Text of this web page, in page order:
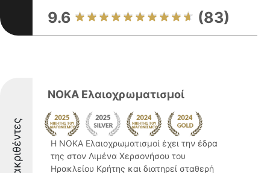
9.6 (83)
Διακριθέντες
ΝΟΚΑ Ελαιοχρωματισμοί
Η ΝΟΚΑ Ελαιοχρωματισμοί έχει την έδρα
της στον Λιμένα Χερσονήσου του
Ηρακλείου Κρήτης και διατηρεί σταθερή